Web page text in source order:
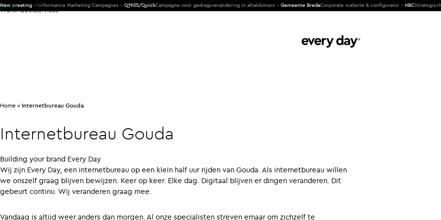
Now creating
ProductsPerformance Marketing Campagnes -Q1905/QuickCampagne voor gedragsverandering in afvaldomein -Gemeente BredaCorporate website & configurator -HBCStrategische
WorkAboutServices
Home » Internetbureau Gouda
Internetbureau Gouda
Building your brand Every Day
Wij zijn Every Day, een internetbureau op een klein half uur rijden van Gouda. Als internetbureau willen
we onszelf graag blijven bewijzen. Keer op keer. Elke dag. Digitaal blijven er dingen veranderen. Dit
gebeurt continu. Wij veranderen graag mee.
Vandaag is altijd weer anders dan morgen. Al onze specialisten streven ernaar om zichzelf te